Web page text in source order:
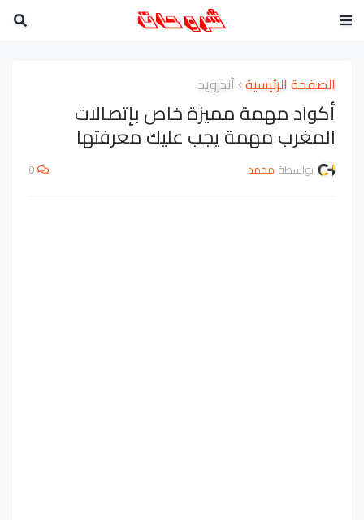
الصفحة الرئيسية أندرويد
أكواد مهمة مميزة خاص بإتصالات
المغرب مهمة يجب عليك معرفتها
بواسطة محمد 0